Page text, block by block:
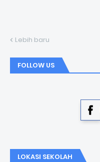
Lebih baru
FOLLOW US
LOKASI SEKOLAH